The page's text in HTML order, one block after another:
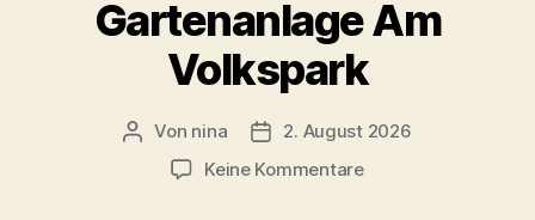
Gartenanlage Am
Volkspark
Beitragsautor
Von nina Veröffentlichungsdatum
2. August 2026
Keine Kommentarezu